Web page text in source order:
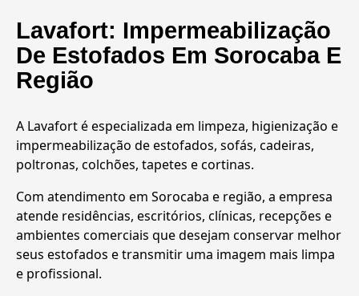
Lavafort: Impermeabilização
De Estofados Em Sorocaba E
Região
A Lavafort é especializada em limpeza, higienização e
impermeabilização de estofados, sofás, cadeiras,
poltronas, colchões, tapetes e cortinas.
Com atendimento em Sorocaba e região, a empresa
atende residências, escritórios, clínicas, recepções e
ambientes comerciais que desejam conservar melhor
seus estofados e transmitir uma imagem mais limpa
e profissional.